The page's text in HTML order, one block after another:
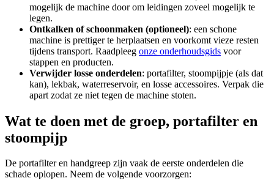
mogelijk de machine door om leidingen zoveel mogelijk te
legen.
Ontkalken of schoonmaken (optioneel): een schone
machine is prettiger te herplaatsen en voorkomt vieze resten
tijdens transport. Raadpleeg onze onderhoudsgids voor
stappen en producten.
Verwijder losse onderdelen: portafilter, stoompijpje (als dat
kan), lekbak, waterreservoir, en losse accessoires. Verpak die
apart zodat ze niet tegen de machine stoten.
Wat te doen met de groep, portafilter en
stoompijp
De portafilter en handgreep zijn vaak de eerste onderdelen die
schade oplopen. Neem de volgende voorzorgen: